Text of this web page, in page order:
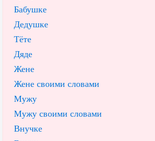
Бабушке
Дедушке
Тёте
Дяде
Жене
Жене своими словами
Мужу
Мужу своими словами
Внучке